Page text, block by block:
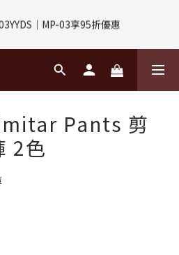
金
金
Pants 剪
2色